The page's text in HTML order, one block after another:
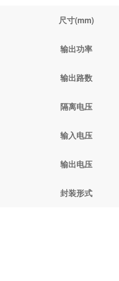
尺寸(mm)
输出功率
输出路数
隔离电压
输入电压
输出电压
封装形式